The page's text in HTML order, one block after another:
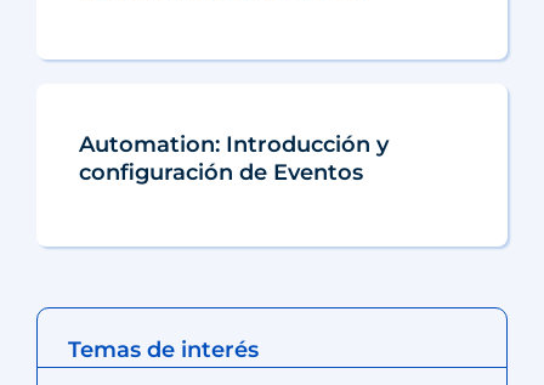
Temas de interés
Automation: Introducción y
configuración de Eventos